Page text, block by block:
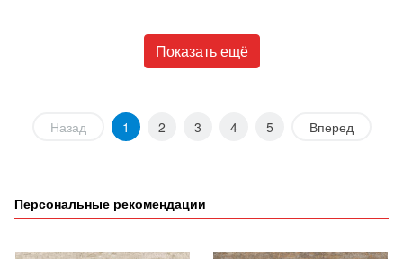
Показать ещё
Назад 1 2 3 4 5 Вперед
Персональные рекомендации